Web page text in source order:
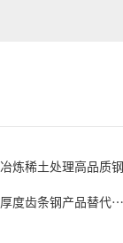
炼稀土处理高品质钢
齿条钢产品替代进口